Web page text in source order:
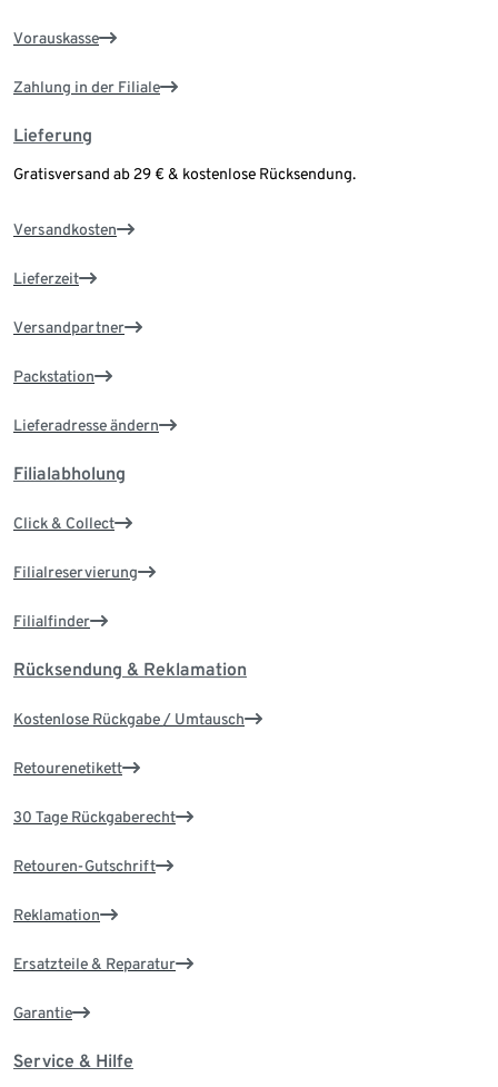
Vorauskasse
Zahlung in der Filiale
Lieferung
Gratisversand ab 29 € & kostenlose Rücksendung.
Versandkosten
Lieferzeit
Versandpartner
Packstation
Lieferadresse ändern
Filialabholung
Click & Collect
Filialreservierung
Filialfinder
Rücksendung & Reklamation
Kostenlose Rückgabe / Umtausch
Retourenetikett
30 Tage Rückgaberecht
Retouren-Gutschrift
Reklamation
Ersatzteile & Reparatur
Garantie
Service & Hilfe